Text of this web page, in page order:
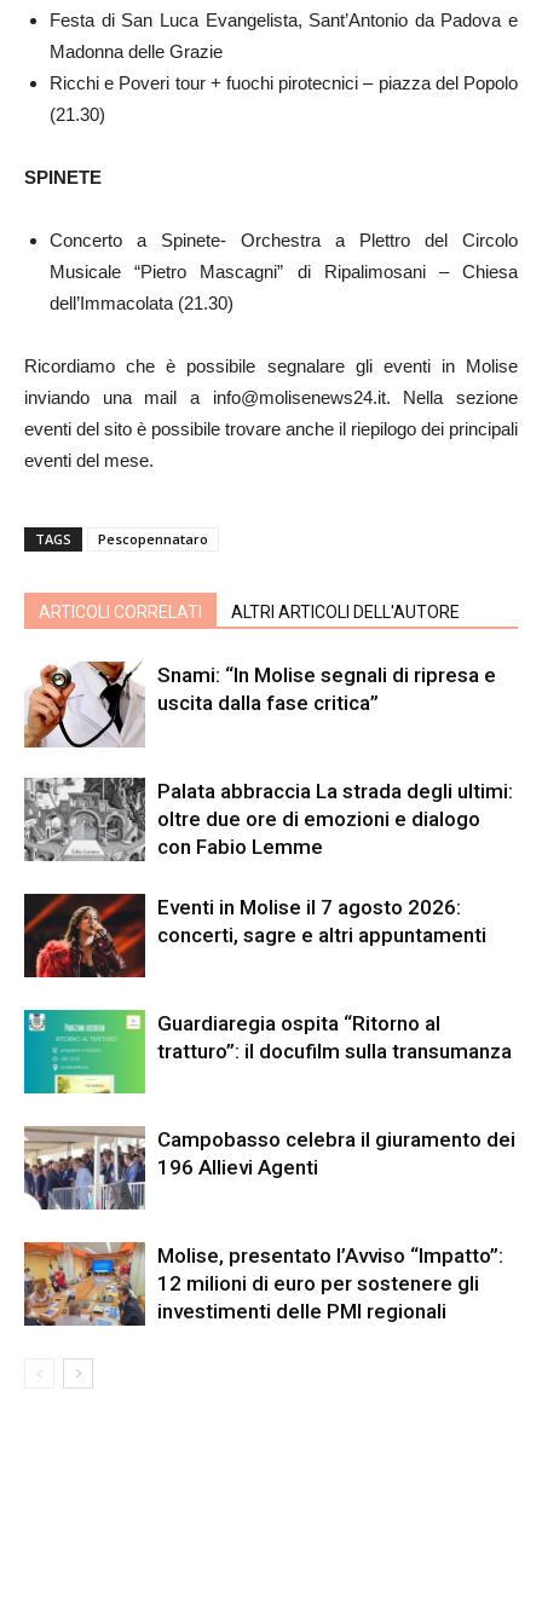
Festa di San Luca Evangelista, Sant’Antonio da Padova e
Madonna delle Grazie
Ricchi e Poveri tour + fuochi pirotecnici – piazza del Popolo
(21.30)
SPINETE
Concerto a Spinete- Orchestra a Plettro del Circolo
Musicale “Pietro Mascagni” di Ripalimosani – Chiesa
dell’Immacolata (21.30)
Ricordiamo che è possibile segnalare gli eventi in Molise
inviando una mail a info@molisenews24.it. Nella sezione
eventi del sito è possibile trovare anche il riepilogo dei principali
eventi del mese.
TAGS Pescopennataro
ARTICOLI CORRELATI ALTRI ARTICOLI DELL'AUTORE
Snami: “In Molise segnali di ripresa e
uscita dalla fase critica”
Palata abbraccia La strada degli ultimi:
oltre due ore di emozioni e dialogo
con Fabio Lemme
Eventi in Molise il 7 agosto 2026:
concerti, sagre e altri appuntamenti
Guardiaregia ospita “Ritorno al
tratturo”: il docufilm sulla transumanza
Campobasso celebra il giuramento dei
196 Allievi Agenti
Molise, presentato l’Avviso “Impatto”:
12 milioni di euro per sostenere gli
investimenti delle PMI regionali